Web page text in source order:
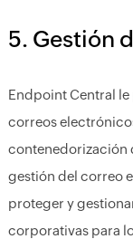
5. Gestión
Endpoint Central
correos
contenedorización
gestión del correo
proteger y
corporativas para